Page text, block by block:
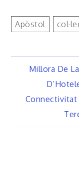
Apòstol
Millora De
Connectivitat